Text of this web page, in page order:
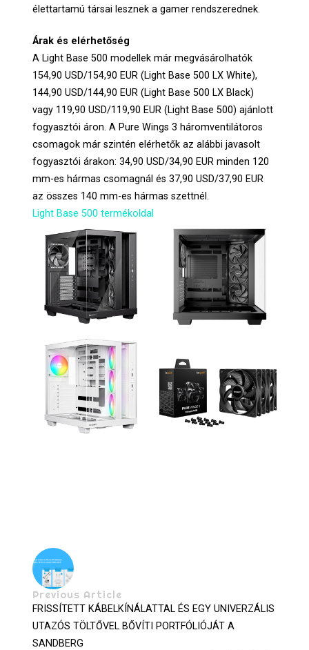
élettartamú társai lesznek a gamer rendszerednek.
Árak és elérhetőség
A Light Base 500 modellek már megvásárolhatók
154,90 USD/154,90 EUR (Light Base 500 LX White),
144,90 USD/144,90 EUR (Light Base 500 LX Black)
vagy 119,90 USD/119,90 EUR (Light Base 500) ajánlott
fogyasztói áron. A Pure Wings 3 háromventilátoros
csomagok már szintén elérhetők az alábbi javasolt
fogyasztói árakon: 34,90 USD/34,90 EUR minden 120
mm-es hármas csomagnál és 37,90 USD/37,90 EUR
az összes 140 mm-es hármas szettnél.
Light Base 500 termékoldal
Previous Article
FRISSÍTETT KÁBELKÍNÁLATTAL ÉS EGY UNIVERZÁLIS
UTAZÓS TÖLTŐVEL BŐVÍTI PORTFÓLIÓJÁT A
SANDBERG